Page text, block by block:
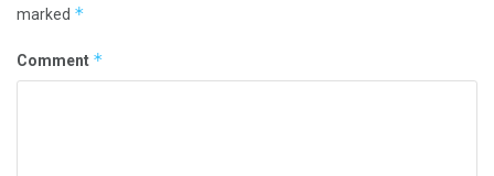
marked *
Comment *